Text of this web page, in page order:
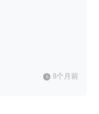
8个月前